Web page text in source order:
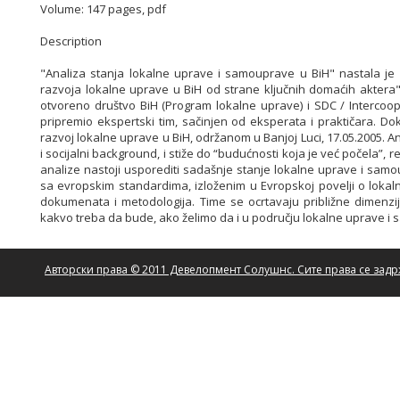
Volume: 147 pages, pdf
Description
"Analiza stanja lokalne uprave i samouprave u BiH" nastala
razvoja lokalne uprave u BiH od strane ključnih domaćih
otvoreno društvo BiH (Program lokalne uprave) i SDC /
pripremio ekspertski tim, sačinjen od eksperata i praktičara.
razvoj lokalne uprave u BiH, održanom u Banjoj Luci, 17.05.2005.
i socijalni background, i stiže do “budućnosti koja je već
analize nastoji usporediti sadašnje stanje lokalne uprave i
sa evropskim standardima, izloženim u Evropskoj povelji o
dokumenata i metodologija. Time se ocrtavaju približne
kakvo treba da bude, ako želimo da i u području lokalne uprave
Авторски права © 2011 Девелопмент Солушнс. Сите права се